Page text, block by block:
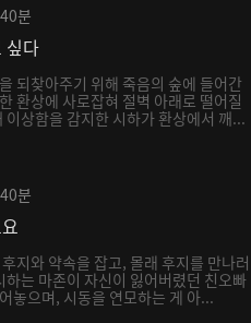
40분
싶다
되찾아주기 위해 죽음의 숲에 들어간
환상에 사로잡혀 절벽 아래로 떨어질
이상함을 감지한 시하가 환상에서 깨...
40분
지와 약속을 잡고, 몰래 후지를 만나러
하는 마존이 자신이 잃어버렸던 친오빠
놓으며, 시동을 연모하는 게 아...